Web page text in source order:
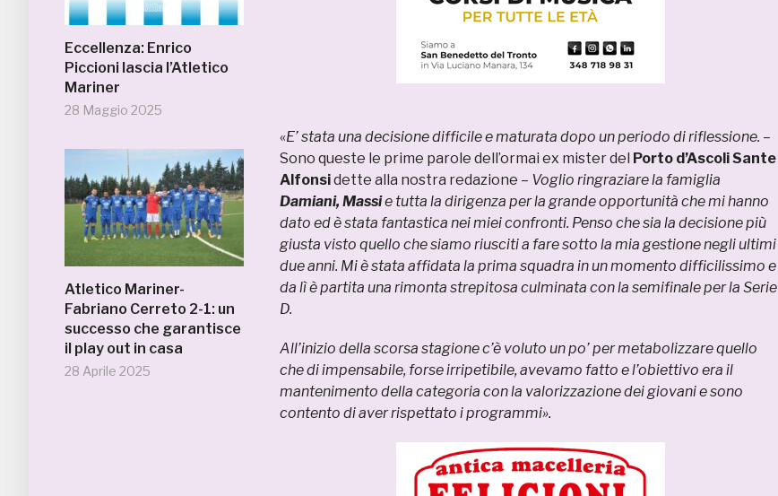
Eccellenza: Enrico
Piccioni lascia l’Atletico
Mariner
28 Maggio 2025
Atletico Mariner-
Fabriano Cerreto 2-1: un
successo che garantisce
il play out in casa
28 Aprile 2025
«E’ stata una decisione difficile e maturata dopo un periodo di riflessione. –
Sono queste le prime parole dell’ormai ex mister del Porto d’AscoliSante
Alfonsidette alla nostra redazione – Voglio ringraziare la famiglia
Damiani, Massie tutta la dirigenza per la grande opportunità che mi hanno
dato ed è stata fantastica nei miei confronti. Penso che sia la decisione più
giusta visto quello che siamo riusciti a fare sotto la mia gestione negli ultimi
due anni. Mi è stata affidata la prima squadra in un momento difficilissimo e
da lì è partita una rimonta strepitosa culminata con la semifinale per la Serie
D.
All’inizio della scorsa stagione c’è voluto un po’ per metabolizzare quello
che di impensabile, forse irripetibile, avevamo fatto e l’obiettivo era il
mantenimento della categoria con la valorizzazione dei giovani e sono
contento di aver rispettato i programmi».